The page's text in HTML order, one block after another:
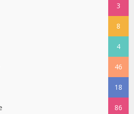
3
8
4
46
18
86